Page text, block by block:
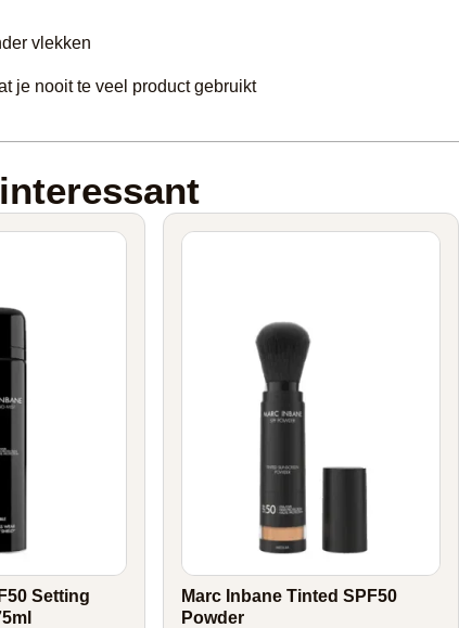
vlekken
je nooit te veel product gebruikt
Setting
Marc Inbane Tinted SPF50
Powder